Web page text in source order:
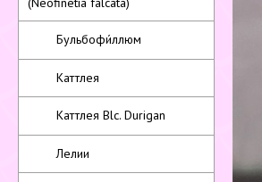
Бульбофи́ллюм
Каттлея
Каттлея Blc. Durigan
Лелии